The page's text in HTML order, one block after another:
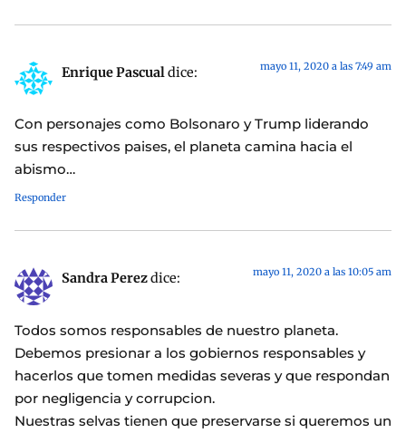
Enrique Pascualdice: mayo 11, 2020 a las 7:49 am
Con personajes como Bolsonaro y Trump liderando
sus respectivos paises, el planeta camina hacia el
abismo…
Responder
Sandra Perezdice: mayo 11, 2020 a las 10:05 am
Todos somos responsables de nuestro planeta.
Debemos presionar a los gobiernos responsables y
hacerlos que tomen medidas severas y que respondan
por negligencia y corrupcion.
Nuestras selvas tienen que preservarse si queremos un